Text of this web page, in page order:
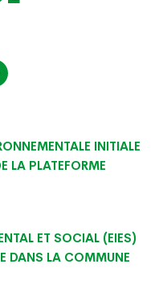
INITIALE
LA PLATEFORME
ET SOCIAL (EIES)
DANS LA COMMUNE